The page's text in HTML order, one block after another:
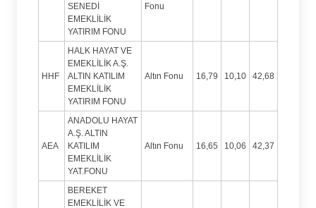
SENEDİ
EMEKLİLİK
YATIRIM FONU
Fonu
HHF
HALK HAYAT VE
EMEKLİLİK A.Ş.
ALTIN KATILIM
EMEKLİLİK
YATIRIM FONU
Altın Fonu 16,79 10,10 42,68
AEA
ANADOLU HAYAT
A.Ş. ALTIN
KATILIM
EMEKLİLİK
YAT.FONU
Altın Fonu 16,65 10,06 42,37
BEREKET
EMEKLİLİK VE